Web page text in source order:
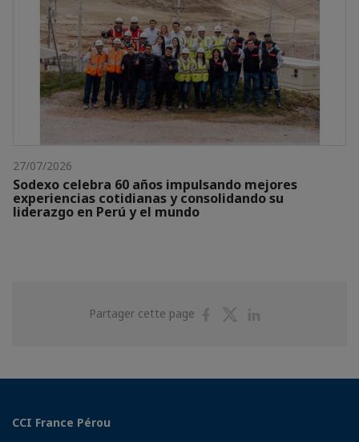
27/07/2026
Sodexo celebra 60 años impulsando mejores
experiencias cotidianas y consolidando su
liderazgo en Perú y el mundo
Partager cette page
PartagerPartager
CCI France Pérou